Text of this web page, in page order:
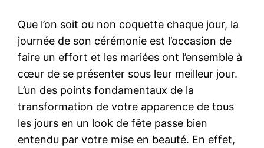
Que l’on soit ou non coquette chaque jour, la
journée de son cérémonie est l’occasion de
faire un effort et les mariées ont l’ensemble à
cœur de se présenter sous leur meilleur jour.
L’un des points fondamentaux de la
transformation de votre apparence de tous
les jours en un look de fête passe bien
entendu par votre mise en beauté. En effet,